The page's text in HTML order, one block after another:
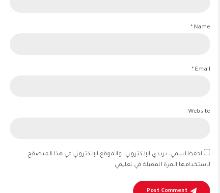
Name *
Email *
Website
احفظ اسمي، بريدي الإلكتروني، والموقع الإلكتروني في هذا المتصفح
لاستخدامها المرة المقبلة في تعليقي.
Post Comment